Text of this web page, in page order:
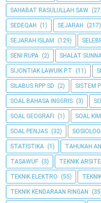
SAHABAT RASULULLAH SAW
SEDEQAH (1) SEJARAH (217)
SEJARAH ISLAM (129)
SENI RUPA (2) SHALAT
SIJONTIAK LAWUIK P.T (11)
SILABUS RPP SD (2) SISTEM
SOAL BAHASA INGGRIS (3)
SOAL GEOGRAFI (1) SOAL
SOAL PENJAS (32) SOSIOLOGI
STATISTIKA (1) TAHUKAH
TASAWUF (3) TEKNIK
TEKNIK ELEKTRO (55)
TEKNIK KENDARAAN RINGAN